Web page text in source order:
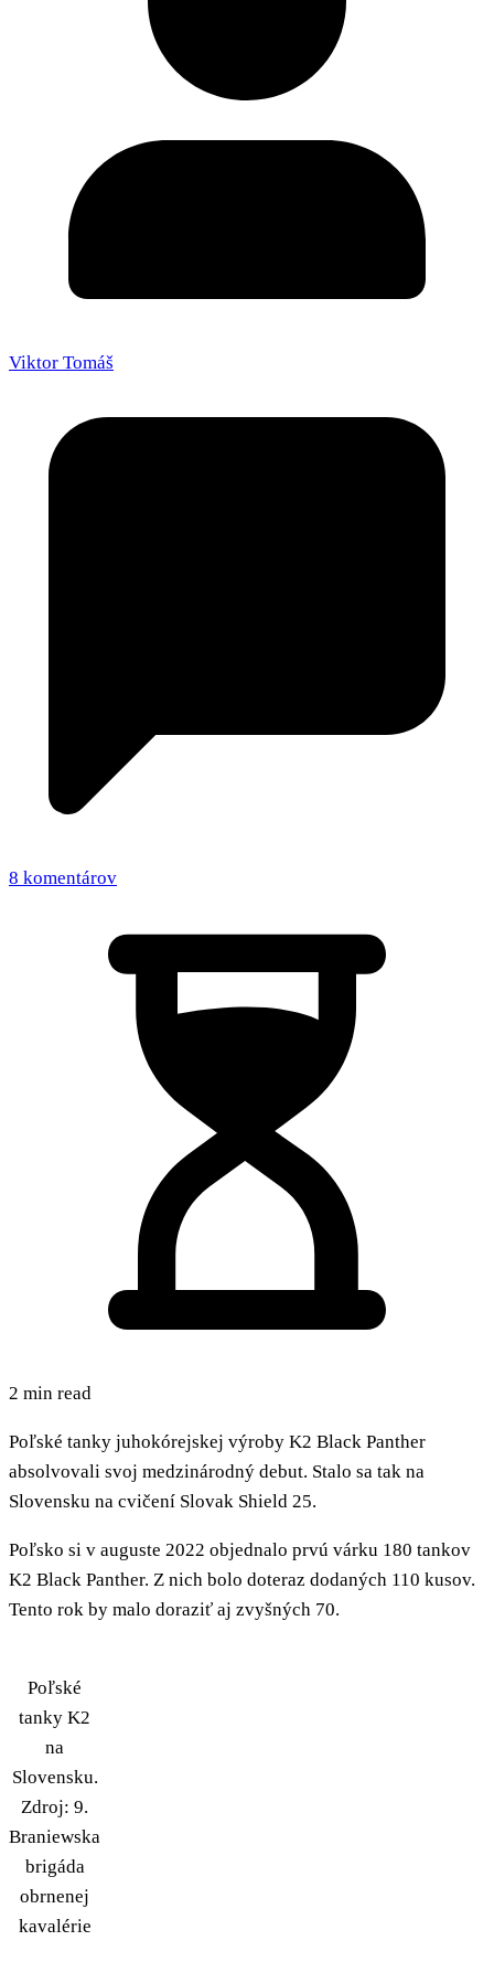
Viktor Tomáš
8 komentárov
2 min read
Poľské tanky juhokórejskej výroby K2 Black Panther
absolvovali svoj medzinárodný debut. Stalo sa tak na
Slovensku na cvičení Slovak Shield 25.
Poľsko si v auguste 2022 objednalo prvú várku 180 tankov
K2 Black Panther. Z nich bolo doteraz dodaných 110 kusov.
Tento rok by malo doraziť aj zvyšných 70.
Poľské
tanky K2
na
Slovensku.
Zdroj: 9.
Braniewska
brigáda
obrnenej
kavalérie